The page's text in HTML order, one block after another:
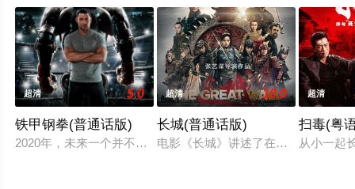
超清 5.0
铁甲钢拳(普通话版)
2020年，未来一个并不遥远的年份，整个世界已经发生了许多
超清 10.0
长城(普通话版)
电影《长城》讲述了在古代，一支中
超清
扫毒(粤
从小一起